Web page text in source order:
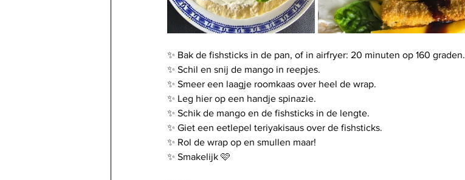
✨️ Bak de fishsticks in de pan, of in airfryer: 20 minuten op 160 graden.
✨️ Schil en snij de mango in reepjes.
✨️ Smeer een laagje roomkaas over heel de wrap.
✨️ Leg hier op een handje spinazie.
✨️ Schik de mango en de fishsticks in de lengte.
✨️ Giet een eetlepel teriyakisaus over de fishsticks.
✨️ Rol de wrap op en smullen maar!
✨️ Smakelijk 🩷